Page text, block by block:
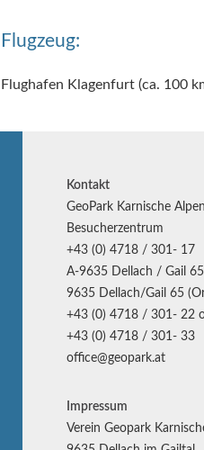
Flugzeug:
Flughafen Klagenfurt (ca. 100
Kontakt
GeoPark Karnische Alpen
Besucherzentrum
+43 (0) 4718 / 301- 17
A-9635 Dellach / Gail
9635 Dellach/Gail 65
+43 (0) 4718 / 301- 22
+43 (0) 4718 / 301- 33
office@geopark.at
Impressum
Verein Geopark